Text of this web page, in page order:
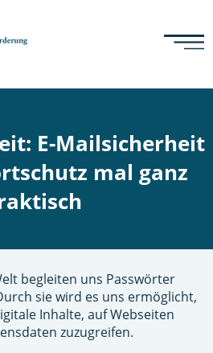
E-Mailsicherheit
mal ganz
begleiten uns Passwörter
sie wird es uns ermöglicht,
Inhalte, auf Webseiten
zuzugreifen.